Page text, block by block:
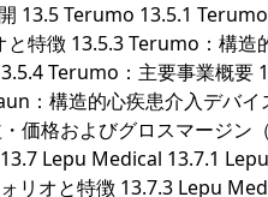
13.5 Terumo 13.5.1
特徴 13.5.3 Terumo：構造
Terumo：主要事業概要
：構造的心疾患介入デバ
価格およびグロスマージン
Lepu Medical 13.7.1
リオと特徴 13.7.3 Lepu